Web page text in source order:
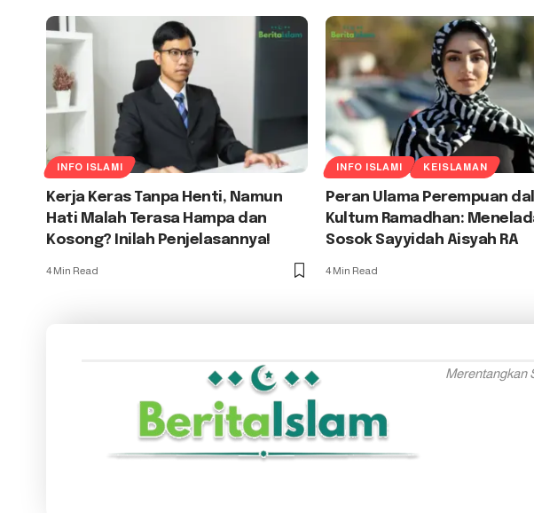
INFO ISLAMI
Kerja Keras Tanpa Henti, Namun
Hati Malah Terasa Hampa dan
Kosong? Inilah Penjelasannya!
4 Min Read
INFO ISLAMI KEISLAMAN
Peran Ulama Perempuan
Kultum Ramadhan:
Sosok Sayyidah Aisyah RA
4 Min Read
Merentangkan